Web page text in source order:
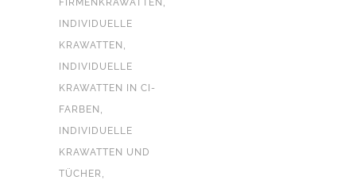
FIRMENKRAWATTEN
INDIVIDUELLE
KRAWATTEN
INDIVIDUELLE
KRAWATTEN IN CI-
FARBEN
INDIVIDUELLE
KRAWATTEN UND
TÜCHER